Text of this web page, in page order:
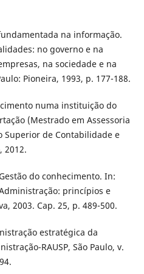
na informação.
no governo e na
na sociedade e na
Pioneira, 1993, p. 177-188.
numa instituição do
(Mestrado em Assessoria
de Contabilidade e
2012.
Gestão do conhecimento. In:
Administração: princípios e
2003. Cap. 25, p. 489-500.
estratégica da
RAUSP, São Paulo, v.